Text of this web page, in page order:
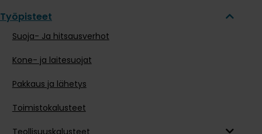
Työpisteet
Suoja- Ja hitsausverhot
Kone- ja laitesuojat
Pakkaus ja lähetys
Toimistokalusteet
Teollisuuskalusteet